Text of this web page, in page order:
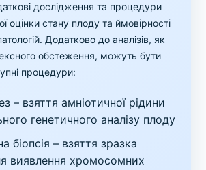
дослідження та процедури
оцінки стану плоду та ймовірності
Додатково до аналізів, як
обстеження, можуть бути
процедури:
– взяття амніотичної рідини
генетичного аналізу плоду
біопсія – взяття зразка
виявлення хромосомних